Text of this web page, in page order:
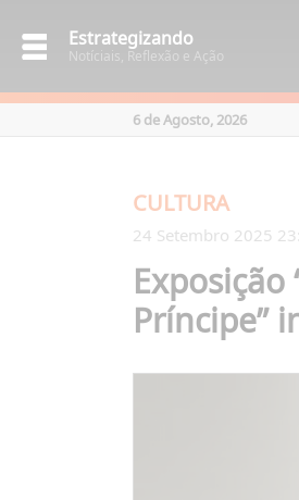
Estrategizando
Notíciais, Reflexão e Ação
6 de Agosto, 2026
CULTURA
24 Setembro 2025
Príncipe”